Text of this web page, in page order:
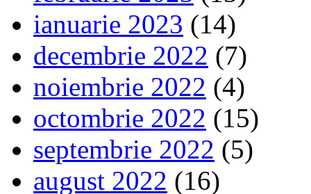
ianuarie 2023 (14)
decembrie 2022 (7)
noiembrie 2022 (4)
octombrie 2022 (15)
septembrie 2022 (5)
august 2022 (16)